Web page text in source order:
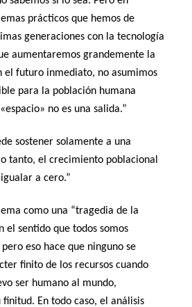
prácticos que hemos de
generaciones con la tecnología
aumentaremos grandemente la
el futuro inmediato, no asumimos
para la población humana
no es una salida.”
sostener solamente a una
tanto, el crecimiento poblacional
a cero.”
como una “tragedia de la
el sentido que todos somos
eso hace que ninguno se
finito de los recursos cuando
ser humano al mundo,
En todo caso, el análisis